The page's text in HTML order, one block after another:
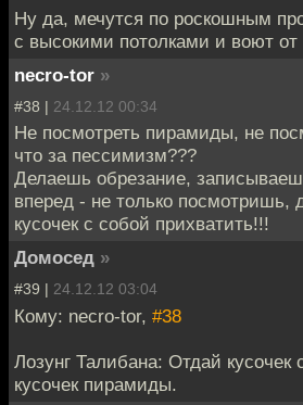
Ну да, мечутся по роскошным
с высокими потолками и воют от
necro-tor »
#38 | 24.12.12 00:34
Не посмотреть пирамиды, не
что за пессимизм???
Делаешь обрезание,
вперед - не только посмотришь,
кусочек с собой прихватить!!!
Домосед »
#39 | 24.12.12 03:04
Кому: necro-tor, #38
Лозунг Талибана: Отдай кусочек
кусочек пирамиды.